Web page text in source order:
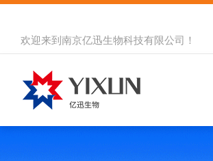
欢迎来到 南京亿迅生物科技有限公司 ！